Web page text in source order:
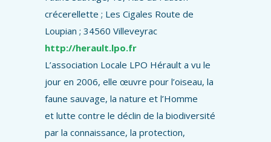
crécerellette ; Les Cigales Route de
Loupian ; 34560 Villeveyrac
http://herault.lpo.fr
L’association Locale LPO Hérault a vu le
jour en 2006, elle œuvre pour l’oiseau, la
faune sauvage, la nature et l’Homme
et lutte contre le déclin de la biodiversité
par la connaissance, la protection,